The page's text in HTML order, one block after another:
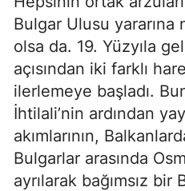
Bulgar Ulusu yararına
olsa da. 19. Yüzyıla
açısından iki farklı
ilerlemeye başladı.
İhtilali’nin ardından
akımlarının,
Bulgarlar arasında
ayrılarak bağımsız